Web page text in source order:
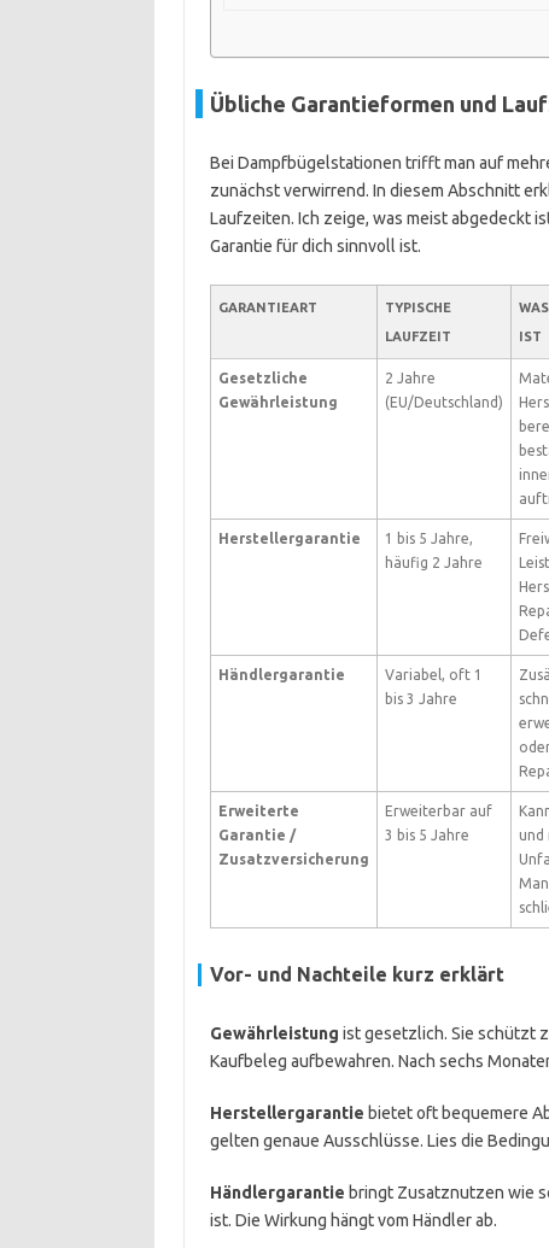
Übliche Garantieformen und
Bei Dampfbügelstationen trifft man auf
zunächst verwirrend. In diesem Abschnitt
Laufzeiten. Ich zeige, was meist abgedeckt
Garantie für dich sinnvoll ist.
GARANTIEART
TYPISCHE
LAUFZEIT
IST
Gesetzliche
Gewährleistung
2 Jahre
(EU/Deutschland)
Herstellergarantie
1 bis 5 Jahre,
häufig 2 Jahre
Händlergarantie
Variabel, oft 1
bis 3 Jahre
Erweiterte
Garantie /
Zusatzversicherung
Erweiterbar auf
3 bis 5 Jahre
und
Vor- und Nachteile kurz erklärt
Gewährleistung ist gesetzlich. Sie schützt
Kaufbeleg aufbewahren. Nach sechs
Herstellergarantie bietet oft bequemere
gelten genaue Ausschlüsse. Lies die
Händlergarantie bringt Zusatznutzen wie
ist. Die Wirkung hängt vom Händler ab.